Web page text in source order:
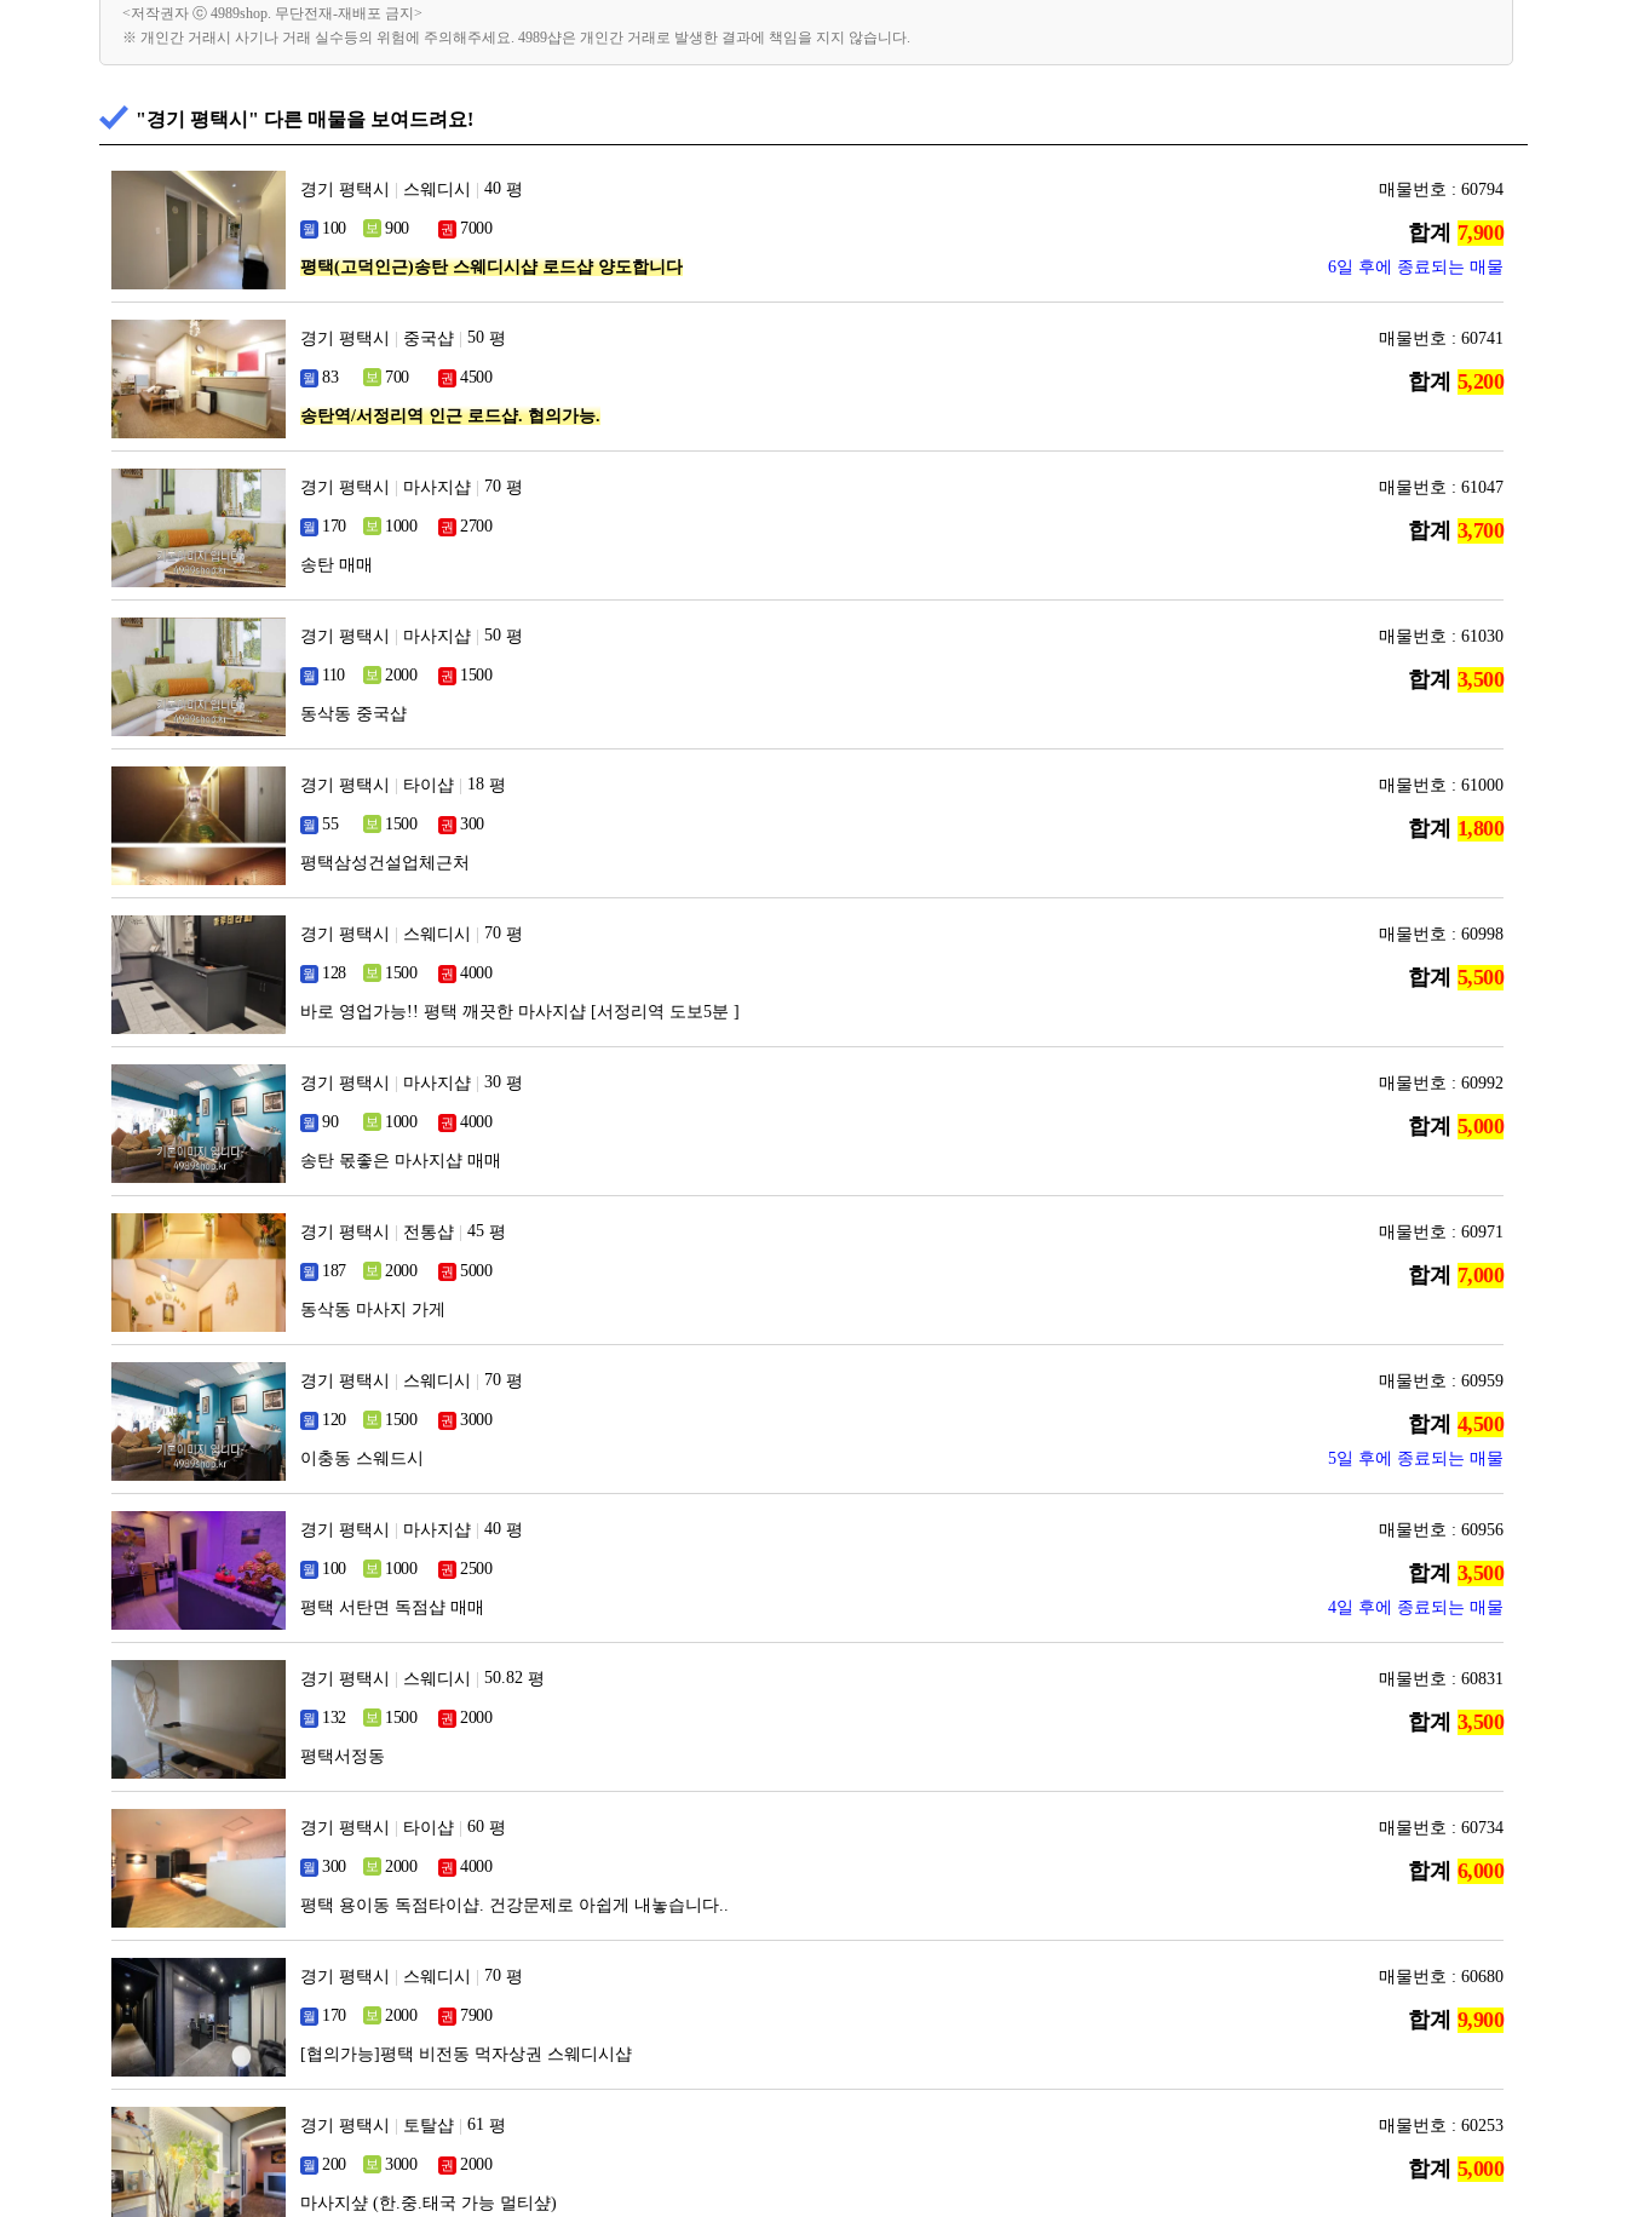
<저작권자 ⓒ 4989shop. 무단전재-재배포 금지>
※ 개인간 거래시 사기나 거래 실수등의 위험에 주의해주세요. 4989샵은 개인간 거래로 발생한 결과에 책임을 지지 않습니다.
"경기 평택시" 다른 매물을 보여드려요!
경기 평택시 스웨디시 평 매물번호 : 60794
합계
평택(고덕인근)송탄 스웨디시샵 로드샵 양도합니다 6일 후에 종료되는 매물
경기 평택시 중국샵 평 매물번호 : 60741
합계
송탄역/서정리역 인근 로드샵. 협의가능.
경기 평택시 마사지샵 평 매물번호 : 61047
합계
송탄 매매
경기 평택시 마사지샵 평 매물번호 : 61030
합계
동삭동 중국샵
경기 평택시 타이샵 평 매물번호 : 61000
합계
평택삼성건설업체근처
경기 평택시 스웨디시 평 매물번호 : 60998
합계
바로 영업가능!! 평택 깨끗한 마사지샵 [서정리역 도보5분 ]
경기 평택시 마사지샵 평 매물번호 : 60992
합계
송탄 몫좋은 마사지샵 매매
경기 평택시 전통샵 평 매물번호 : 60971
합계
동삭동 마사지 가게
경기 평택시 스웨디시 평 매물번호 : 60959
합계
이충동 스웨드시 5일 후에 종료되는 매물
경기 평택시 마사지샵 평 매물번호 : 60956
합계
평택 서탄면 독점샵 매매 4일 후에 종료되는 매물
경기 평택시 스웨디시 평 매물번호 : 60831
합계
평택서정동
경기 평택시 타이샵 평 매물번호 : 60734
합계
평택 용이동 독점타이샵. 건강문제로 아쉽게 내놓습니다..
경기 평택시 스웨디시 평 매물번호 : 60680
합계
[협의가능]평택 비전동 먹자상권 스웨디시샵
경기 평택시 토탈샵 평 매물번호 : 60253
합계
마사지샾 (한.중.태국 가능 멀티샾)